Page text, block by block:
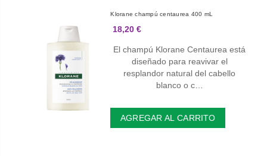
Klorane champú centaurea 400 mL
18,20 €
El champú Klorane Centaurea está
diseñado para reavivar el
resplandor natural del cabello
blanco o c…
AGREGAR AL CARRITO